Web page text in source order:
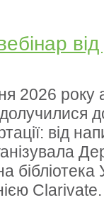
2026 року
від
Clarivate.